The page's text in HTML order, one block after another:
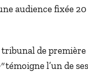
audience fixée
de
témoigne l’un de